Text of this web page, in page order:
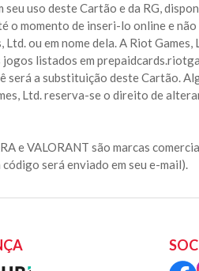
uso deste Cartão e da RG,
momento de inseri-lo online e
ou em nome dela. A Riot Games,
listados em
a substituição deste Cartão.
Ltd. reserva-se o direito de
e VALORANT são marcas
será enviado em seu e-mail).